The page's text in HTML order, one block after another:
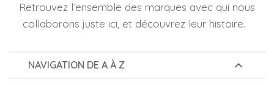
Retrouvez l’ensemble des marques avec qui nous
collaborons juste ici, et découvrez leur histoire.
NAVIGATION DE A À Z keyboard_arrow_up